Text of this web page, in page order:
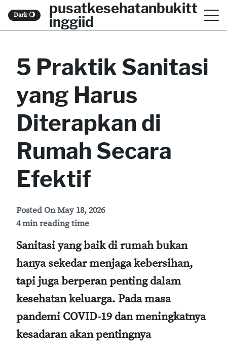
Dark 🌖 pusatkesehatanbukitt
inggiid
5 Praktik Sanitasi
yang Harus
Diterapkan di
Rumah Secara
Efektif
Posted OnMay 18, 2026
4 min reading time
Sanitasi yang baik di rumah bukan
hanya sekedar menjaga kebersihan,
tapi juga berperan penting dalam
kesehatan keluarga. Pada masa
pandemi COVID-19 dan meningkatnya
kesadaran akan pentingnya